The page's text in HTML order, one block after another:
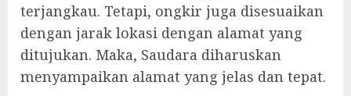
terjangkau. Tetapi, ongkir juga disesuaikan
dengan jarak lokasi dengan alamat yang
ditujukan. Maka, Saudara diharuskan
menyampaikan alamat yang jelas dan tepat.